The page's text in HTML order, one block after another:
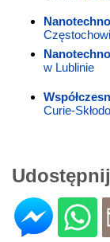
w Lublinie
Curie-
Udostępnij